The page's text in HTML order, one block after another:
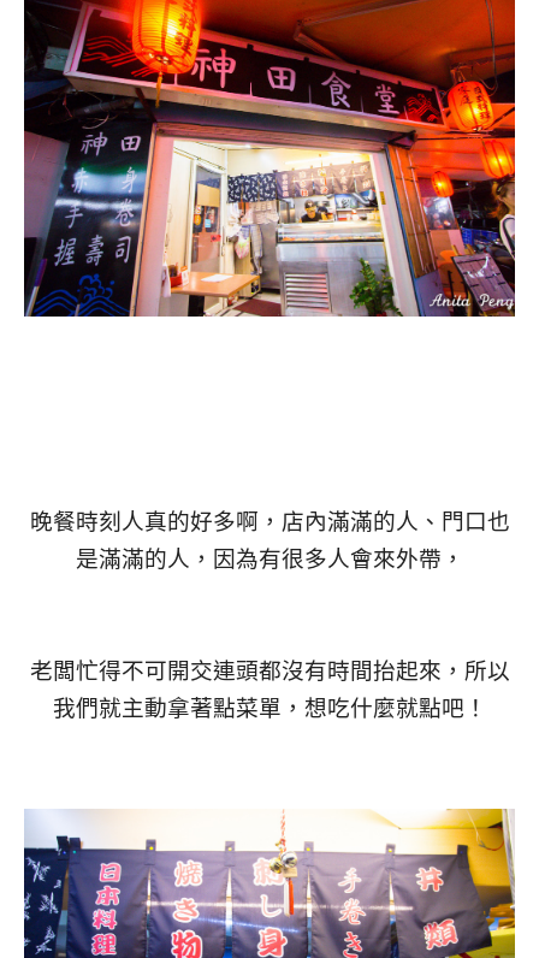
晚餐時刻人真的好多啊，店內滿滿的人、門口也
是滿滿的人，因為有很多人會來外帶，
老闆忙得不可開交連頭都沒有時間抬起來，所以
我們就主動拿著點菜單，想吃什麼就點吧！